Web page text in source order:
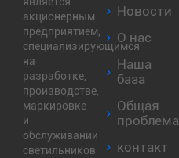
акционерным
предприятием,
специализирующимся
на
разработке,
производстве,
маркировке
и
обслуживании
светильников
Новости
О нас
Наша
база
Общая
проблема
контакт